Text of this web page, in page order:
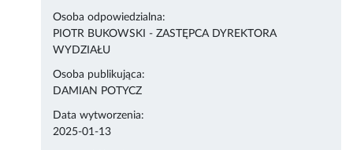
Osoba odpowiedzialna:
PIOTR BUKOWSKI - ZASTĘPCA DYREKTORA
WYDZIAŁU
Osoba publikująca:
DAMIAN POTYCZ
Data wytworzenia:
2025-01-13